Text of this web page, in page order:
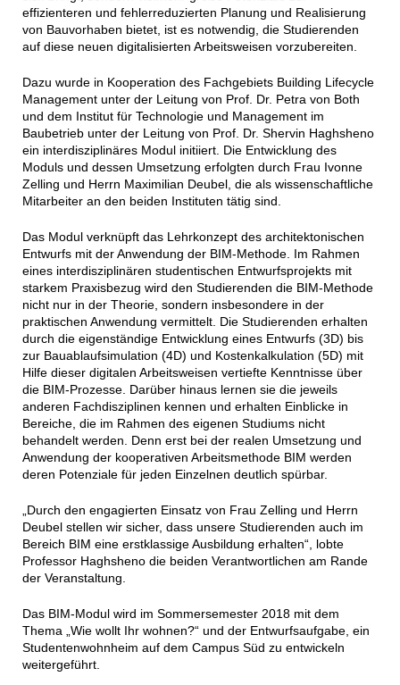
effizienteren und fehlerreduzierten Planung und Realisierung
von Bauvorhaben bietet, ist es notwendig, die Studierenden
auf diese neuen digitalisierten Arbeitsweisen vorzubereiten.
Dazu wurde in Kooperation des Fachgebiets Building Lifecycle
Management unter der Leitung von Prof. Dr. Petra von Both
und dem Institut für Technologie und Management im
Baubetrieb unter der Leitung von Prof. Dr. Shervin Haghsheno
ein interdisziplinäres Modul initiiert. Die Entwicklung des
Moduls und dessen Umsetzung erfolgten durch Frau Ivonne
Zelling und Herrn Maximilian Deubel, die als wissenschaftliche
Mitarbeiter an den beiden Instituten tätig sind.
Das Modul verknüpft das Lehrkonzept des architektonischen
Entwurfs mit der Anwendung der BIM-Methode. Im Rahmen
eines interdisziplinären studentischen Entwurfsprojekts mit
starkem Praxisbezug wird den Studierenden die BIM-Methode
nicht nur in der Theorie, sondern insbesondere in der
praktischen Anwendung vermittelt. Die Studierenden erhalten
durch die eigenständige Entwicklung eines Entwurfs (3D) bis
zur Bauablaufsimulation (4D) und Kostenkalkulation (5D) mit
Hilfe dieser digitalen Arbeitsweisen vertiefte Kenntnisse über
die BIM-Prozesse. Darüber hinaus lernen sie die jeweils
anderen Fachdisziplinen kennen und erhalten Einblicke in
Bereiche, die im Rahmen des eigenen Studiums nicht
behandelt werden. Denn erst bei der realen Umsetzung und
Anwendung der kooperativen Arbeitsmethode BIM werden
deren Potenziale für jeden Einzelnen deutlich spürbar.
„Durch den engagierten Einsatz von Frau Zelling und Herrn
Deubel stellen wir sicher, dass unsere Studierenden auch im
Bereich BIM eine erstklassige Ausbildung erhalten“, lobte
Professor Haghsheno die beiden Verantwortlichen am Rande
der Veranstaltung.
Das BIM-Modul wird im Sommersemester 2018 mit dem
Thema „Wie wollt Ihr wohnen?“ und der Entwurfsaufgabe, ein
Studentenwohnheim auf dem Campus Süd zu entwickeln
weitergeführt.